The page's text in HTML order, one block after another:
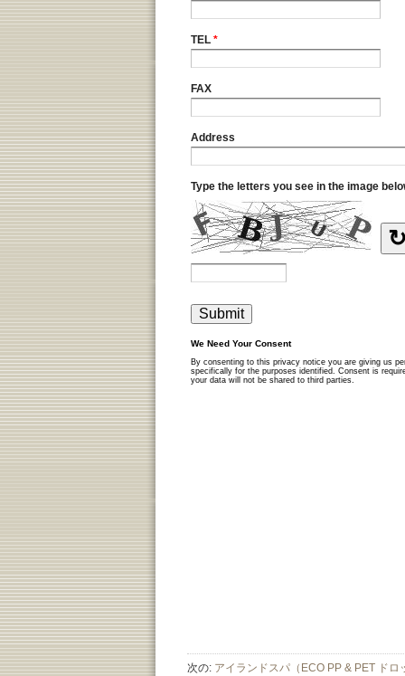
次の: アイランドスパ（ECO PP & PET ド